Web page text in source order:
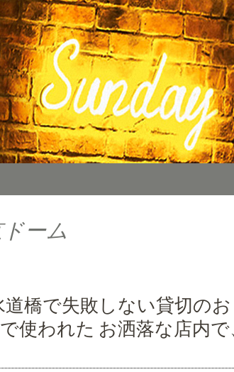
フェ「SUNDAY（サンデー
ご用意しております。カ
随時更新中。
ーム
橋で失敗しない貸切のお
使われた お洒落な店内で